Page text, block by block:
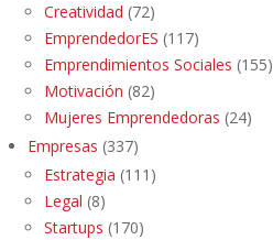
Creatividad (72)
EmprendedorES (117)
Emprendimientos Sociales (155)
Motivación (82)
Mujeres Emprendedoras (24)
Empresas (337)
Estrategia (111)
Legal (8)
Startups (170)